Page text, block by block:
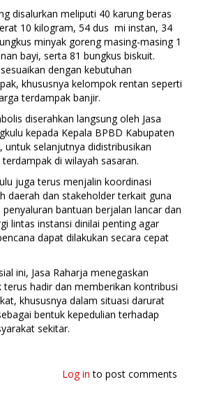
disalurkan meliputi 40 karung beras
10 kilogram, 54 dus mi instan, 34
minyak goreng masing-masing 1
bayi, serta 81 bungkus biskuit.
dengan kebutuhan
khususnya kelompok rentan seperti
terdampak banjir.
diserahkan langsung oleh Jasa
kepada Kepala BPBD Kabupaten
untuk selanjutnya didistribusikan
di wilayah sasaran.
juga terus menjalin koordinasi
daerah dan stakeholder terkait guna
bantuan berjalan lancar dan
lintas instansi dinilai penting agar
dapat dilakukan secara cepat
ini, Jasa Raharja menegaskan
hadir dan memberikan kontribusi
khususnya dalam situasi darurat
bentuk kepedulian terhadap
sekitar.
Log in to post comments